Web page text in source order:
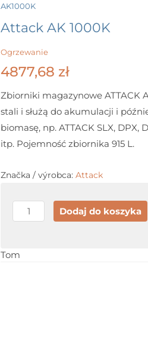
Menu
AK1000K
Attack AK 1000K
Ogrzewanie
4877,68 zł
Zbiorniki magazynowe ATTACK
stali i służą do akumulacji i
biomasę, np. ATTACK SLX, DPX,
itp. Pojemność zbiornika 915 L.
Značka / výrobca: Attack
ilość
Attack
1000K
Dodaj do koszyka
Tom